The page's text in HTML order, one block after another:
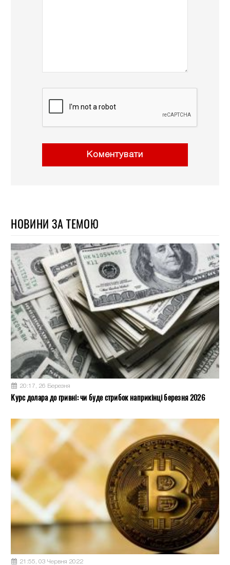
Коментувати
НОВИНИ ЗА ТЕМОЮ
20:17, 26 Березня
Курс долара до гривні: чи буде стрибок наприкінці березня 2026
21:55, 03 Червня 2022